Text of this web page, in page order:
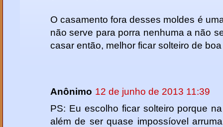
O casamento fora desses moldes é
não serve para porra nenhuma a não
casar então, melhor ficar solteiro de
Anônimo 12 de junho de 2013 11:39
PS: Eu escolho ficar solteiro porque
além de ser quase impossíovel